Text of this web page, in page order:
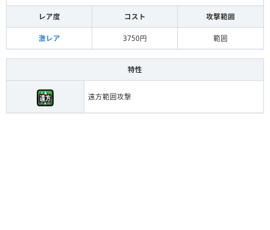
レア度 コスト 攻撃範囲
激レア 3750円 範囲
特性
遠方範囲攻撃